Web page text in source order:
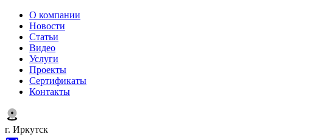
О компании
Новости
Статьи
Видео
Услуги
Проекты
Сертификаты
Контакты
г. Иркутск